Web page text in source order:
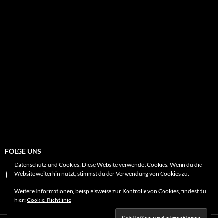
FOLGE UNS
Instagram
X
Datenschutz und Cookies: Diese Website verwendet Cookies. Wenn du die
Website weiterhin nutzt, stimmst du der Verwendung von Cookies zu.
Weitere Informationen, beispielsweise zur Kontrolle von Cookies, findest du
hier:Cookie-Richtlinie